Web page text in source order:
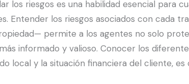
los riesgos es una habilidad esencial para
Entender los riesgos asociados con cada
permite a los agentes no solo
informado y valioso. Conocer los
local y la situación financiera del cliente, es